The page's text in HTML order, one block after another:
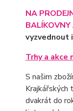
NA
BALÍKOVNY
vyzvednout
Trhy a akce
S našim
Krajkářských
dvakrát do